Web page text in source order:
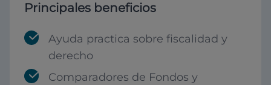
Principales beneficios
Ayuda practica sobre fiscalidad y
derecho
Comparadores de Fondos y